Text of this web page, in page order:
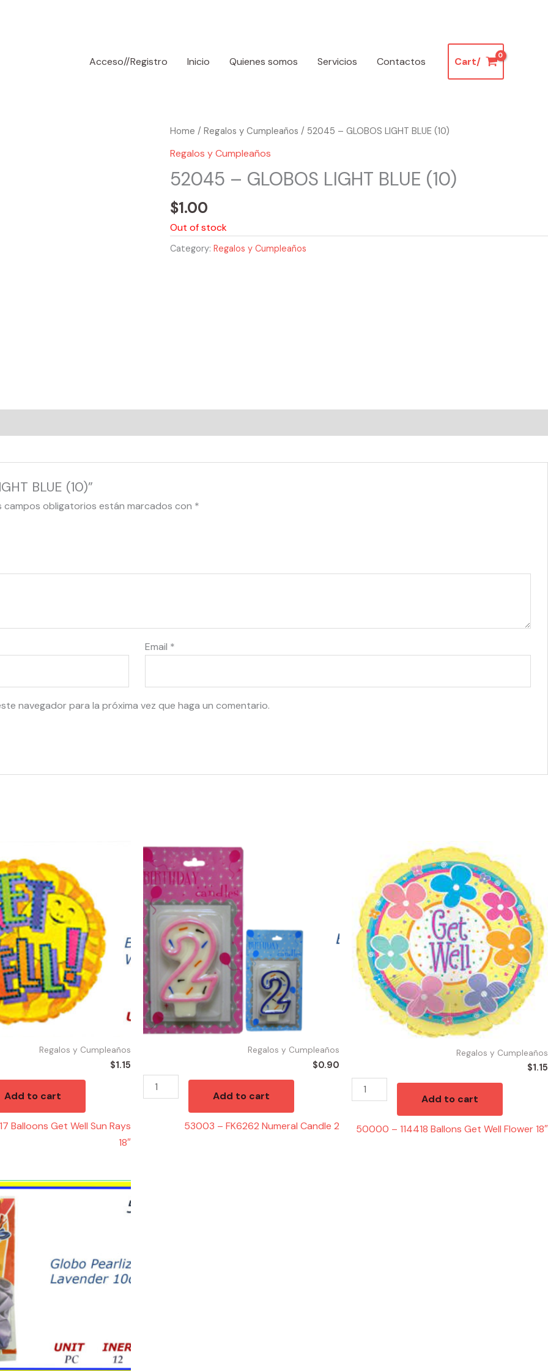
Acceso//Registro
Inicio Quienes somos Servicios Contactos Cart/
Home / Regalos y Cumpleaños / 52045 – GLOBOS LIGHT BLUE (10)
Regalos y Cumpleaños
52045 – GLOBOS LIGHT BLUE (10)
$1.00
Out of stock
Category: Regalos y Cumpleaños
BLUE (10)”
campos obligatorios están marcados con *
Email *
navegador para la próxima vez que haga un comentario.
Regalos y Cumpleaños
$1.15
Add to cart
Balloons Get Well Sun Rays
18″
Regalos y Cumpleaños
$0.90
53003
-
FK6262
Numeral
Candle
2
quantity
Add to cart
53003 – FK6262 Numeral Candle 2
Regalos y Cumpleaños
$1.15
114418
Ballons
Get
Well
Flower
18"
quantity
Add to cart
50000 – 114418 Ballons Get Well Flower 18″